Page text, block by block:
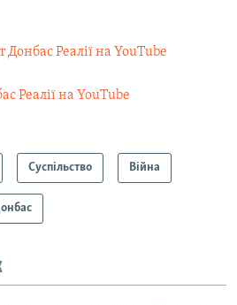
Донбас Реалії на YouTube
Реалії на YouTube
Суспільство Війна